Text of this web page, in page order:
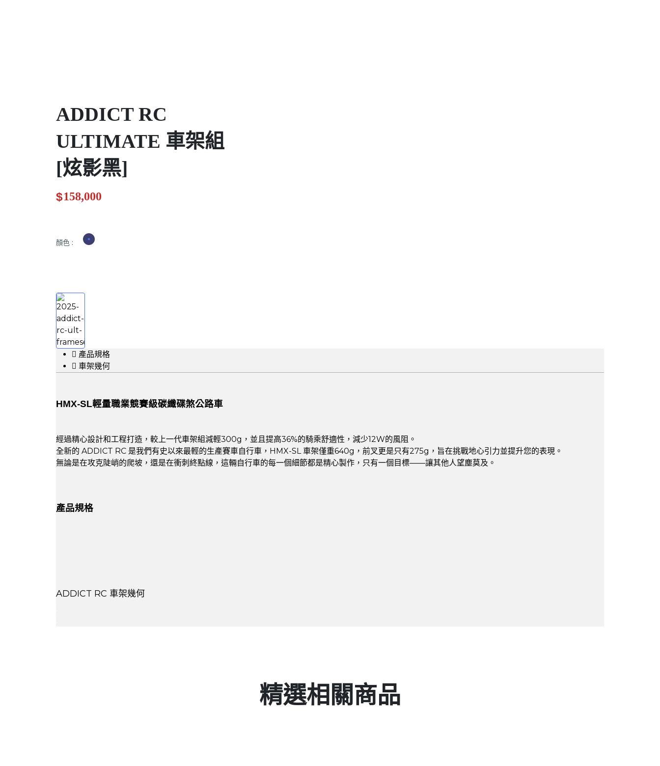
ADDICT RC
ULTIMATE 車架組
[炫影黑]
$158,000
顏色 :
產品規格
車架幾何
HMX-SL輕量職業競賽級碳纖碟煞公路車
經過精心設計和工程打造，較上一代車架組減輕300g，並且提高36%的騎乘舒適性，減少12W的風阻。
全新的 ADDICT RC 是我們有史以來最輕的生產賽車自行車，HMX-SL 車架僅重640g，前叉更是只有275g，旨在挑戰地心引力並提升您的表現。
無論是在攻克陡峭的爬坡，還是在衝刺終點線，這輛自行車的每一個細節都是精心製作，只有一個目標——讓其他人望塵莫及。
產品規格
ADDICT RC 車架幾何
精選相關商品